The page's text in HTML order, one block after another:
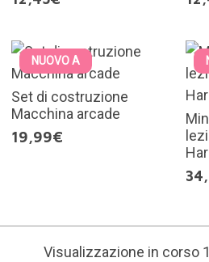
NUOVO A
Set di costruzione
Macchina arcade
19,99€
Visualizzazione in corso